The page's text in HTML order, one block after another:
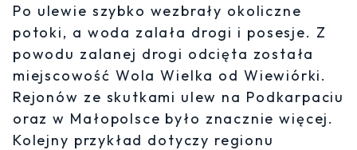
Po ulewie szybko wezbrały okoliczne
potoki, a woda zalała drogi i posesje. Z
powodu zalanej drogi odcięta została
miejscowość Wola Wielka od Wiewiórki.
Rejonów ze skutkami ulew na Podkarpaciu
oraz w Małopolsce było znacznie więcej.
Kolejny przykład dotyczy regionu